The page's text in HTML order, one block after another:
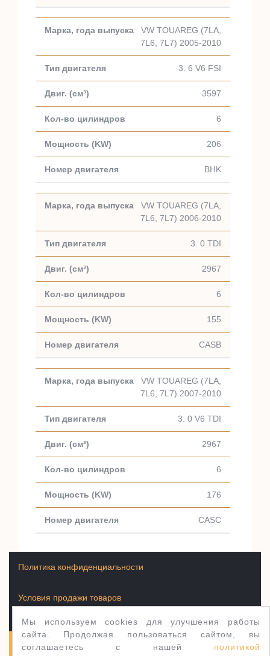
VW TOUAREG (7LA,
7L6, 7L7) 2005-2010
3. 6 V6 FSI
3597
6
206
BHK
VW TOUAREG (7LA,
7L6, 7L7) 2006-2010
3. 0 TDI
2967
6
155
CASB
VW TOUAREG (7LA,
7L6, 7L7) 2007-2010
3. 0 V6 TDI
2967
6
176
CASC
Мы используем cookies для улучшения работы
сайта. Продолжая пользоваться сайтом, вы
соглашаетесь с нашей политикой
Условия продажи товаров
Политика конфиденциальности
Полуось.рф 2003-2026 WordPress тема Jewellery